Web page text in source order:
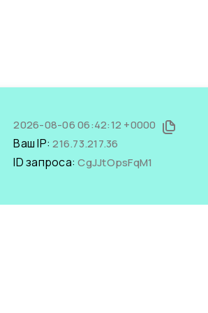
2026-08-06 06:42:12 +0000
Ваш IP:216.73.217.36
ID запроса:CgJJtOpsFqM1